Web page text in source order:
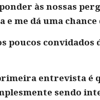
às nossas
me dá uma
poucos
entrevista é
sendo